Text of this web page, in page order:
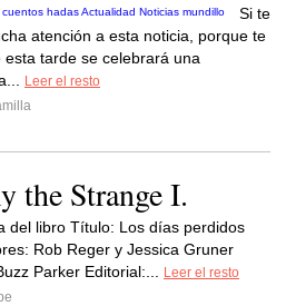
Si te
atención a esta noticia, porque te
tarde se celebrará una
Leer el resto
the Strange I.
del libro Título: Los días perdidos
Rob Reger y Jessica Gruner
Parker Editorial:...
Leer el resto